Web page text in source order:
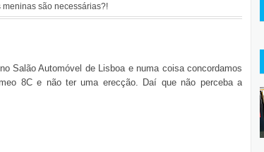
meninas são necessárias?!
Salão Automóvel de Lisboa e numa coisa concordamos
8C e não ter uma erecção. Daí que não perceba a